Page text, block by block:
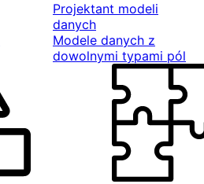
Projektant modeli
danych
Modele danych z
dowolnymi typami pól